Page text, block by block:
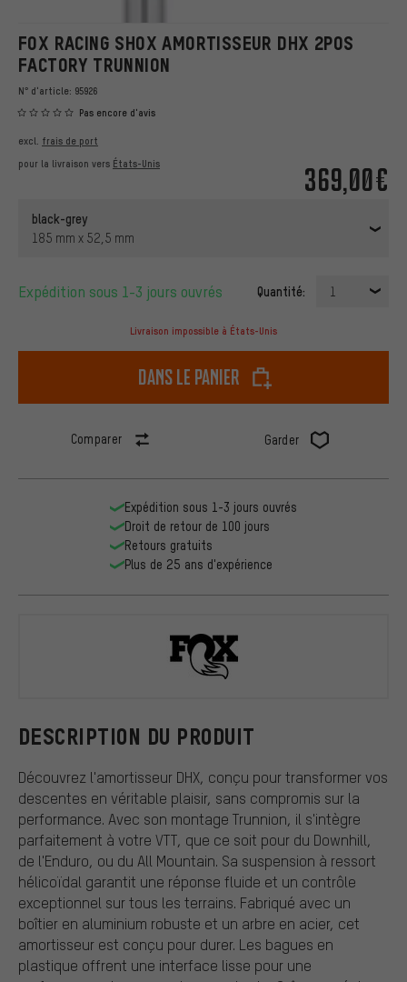
FOX RACING SHOX AMORTISSEUR DHX 2POS
FACTORY TRUNNION
N° d'article: 95926
Pas encore d'avis
369,00€
excl. frais de port
pour la livraison vers États-Unis
black-grey
185 mm x 52,5 mm
Expédition sous 1-3 jours ouvrés Quantité: 1
Livraison impossible à États-Unis
dans le panier
Comparer Garder
DESCRIPTION DU PRODUIT
Découvrez l'amortisseur DHX, conçu pour transformer vos
descentes en véritable plaisir, sans compromis sur la
performance. Avec son montage Trunnion, il s'intègre
parfaitement à votre VTT, que ce soit pour du Downhill,
de l'Enduro, ou du All Mountain. Sa suspension à ressort
hélicoïdal garantit une réponse fluide et un contrôle
exceptionnel sur tous les terrains. Fabriqué avec un
boîtier en aluminium robuste et un arbre en acier, cet
amortisseur est conçu pour durer. Les bagues en
plastique offrent une interface lisse pour une
Expédition sous 1-3 jours ouvrés
Droit de retour de 100 jours
Retours gratuits
Plus de 25 ans d'expérience